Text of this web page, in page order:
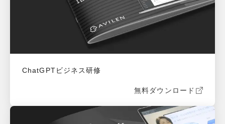
ChatGPTビジネス研修
無料ダウンロード